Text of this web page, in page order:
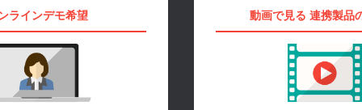
ラインデモ希望 動画で見る 連携製品